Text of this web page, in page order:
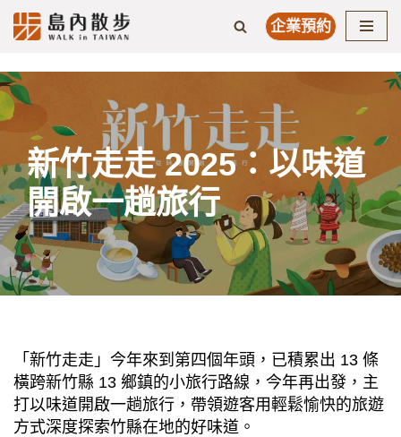
to
content
企業預約
新竹走走 2025：以味道
開啟一趟旅行
「新竹走走」今年來到第四個年頭，已積累出 13 條
橫跨新竹縣 13 鄉鎮的小旅行路線，今年再出發，主
打以味道開啟一趟旅行，帶領遊客用輕鬆愉快的旅遊
方式深度探索竹縣在地的好味道。